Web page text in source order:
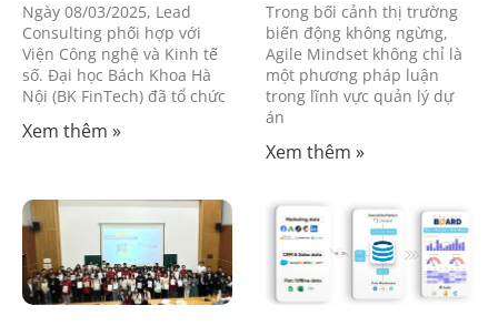
Ngày 08/03/2025, Lead
Consulting phối hợp với
Viện Công nghệ và Kinh tế
số. Đại học Bách Khoa Hà
Nội (BK FinTech) đã tổ chức
Xem thêm »
Trong bối cảnh thị trường
biến động không ngừng,
Agile Mindset không chỉ là
một phương pháp luận
trong lĩnh vực quản lý dự
án
Xem thêm »